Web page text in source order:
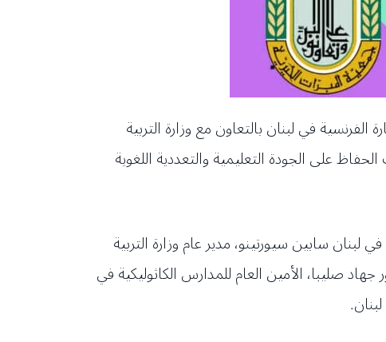
في لبنان بالتعاون مع وزارة التربية
الحفاظ على الجودة التعليمية والتعددية اللغوية
سابين سيورتينو، مدير عام وزارة التربية
جهاد صليبا، الأمين العام للمدارس الكاثوليكية في